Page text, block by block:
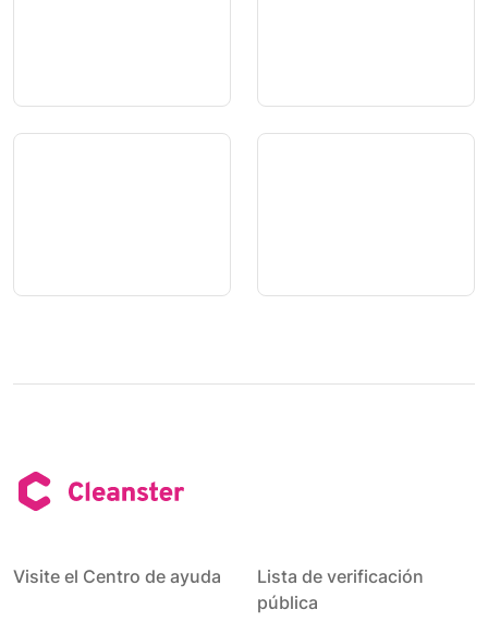
Visite el Centro de ayuda
Lista de verificación
pública